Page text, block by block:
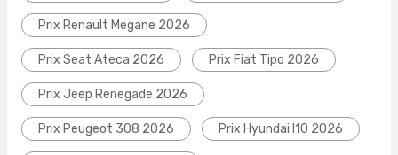
Prix Renault Megane 2026
Prix Seat Ateca 2026 Prix Fiat Tipo 2026
Prix Jeep Renegade 2026
Prix Peugeot 308 2026 Prix Hyundai I10 2026